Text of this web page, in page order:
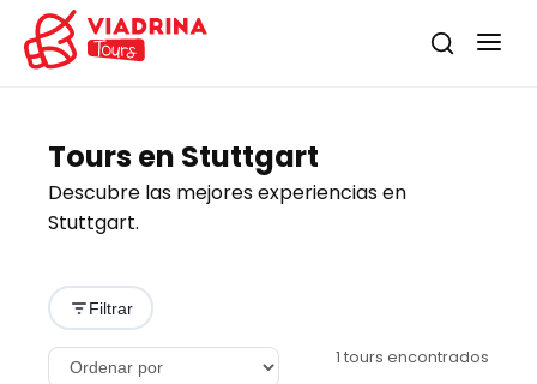
Tours en Stuttgart
Descubre las mejores experiencias en
Stuttgart.
Filtrar
1 tours encontrados